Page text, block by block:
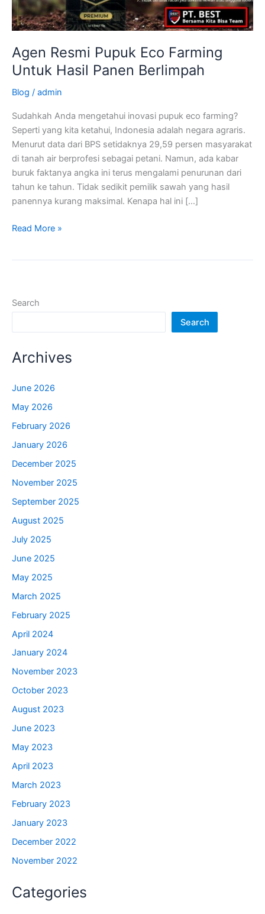
Agen Resmi Pupuk Eco Farming
Untuk Hasil Panen Berlimpah
Blog / admin
Sudahkah Anda mengetahui inovasi pupuk eco farming?
Seperti yang kita ketahui, Indonesia adalah negara agraris.
Menurut data dari BPS setidaknya 29,59 persen masyarakat
di tanah air berprofesi sebagai petani. Namun, ada kabar
buruk faktanya angka ini terus mengalami penurunan dari
tahun ke tahun. Tidak sedikit pemilik sawah yang hasil
panennya kurang maksimal. Kenapa hal ini […]
Berlimpah
Read More »
Search
Search
Archives
June 2026
May 2026
February 2026
January 2026
December 2025
November 2025
September 2025
August 2025
July 2025
June 2025
May 2025
March 2025
February 2025
April 2024
January 2024
November 2023
October 2023
August 2023
June 2023
May 2023
April 2023
March 2023
February 2023
January 2023
December 2022
November 2022
Categories